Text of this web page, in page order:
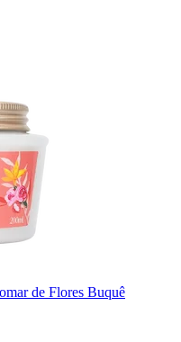
de Flores Buquê